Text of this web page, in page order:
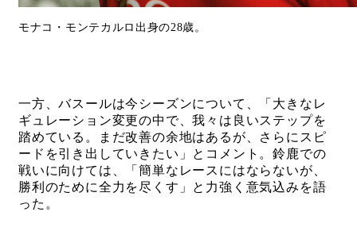
モナコ・モンテカルロ出身の28歳。
一方、バスールは今シーズンについて、「大きなレ
ギュレーション変更の中で、我々は良いステップを
踏めている。まだ改善の余地はあるが、さらにスピ
ードを引き出していきたい」とコメント。鈴鹿での
戦いに向けては、「簡単なレースにはならないが、
勝利のために全力を尽くす」と力強く意気込みを語
った。